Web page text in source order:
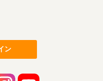
ン